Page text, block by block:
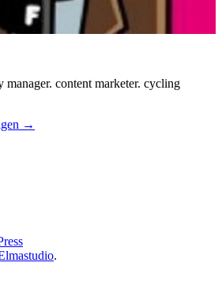
content marketer. cycling
→
.